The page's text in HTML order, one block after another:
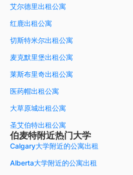
艾尔德里出租公寓
红鹿出租公寓
切斯特米尔出租公寓
麦克默里堡出租公寓
莱斯布里奇出租公寓
医药帽出租公寓
大草原城出租公寓
圣艾伯特出租公寓
伯麦特附近热门大学
Calgary大学附近的公寓出租
Alberta大学附近的公寓出租